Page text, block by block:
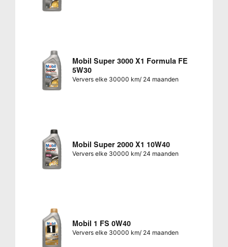
Mobil Super 3000 X1 Formula FE
5W30
Ververs elke 30000 km/ 24 maanden
Mobil Super 2000 X1 10W40
Ververs elke 30000 km/ 24 maanden
Mobil 1 FS 0W40
Ververs elke 30000 km/ 24 maanden